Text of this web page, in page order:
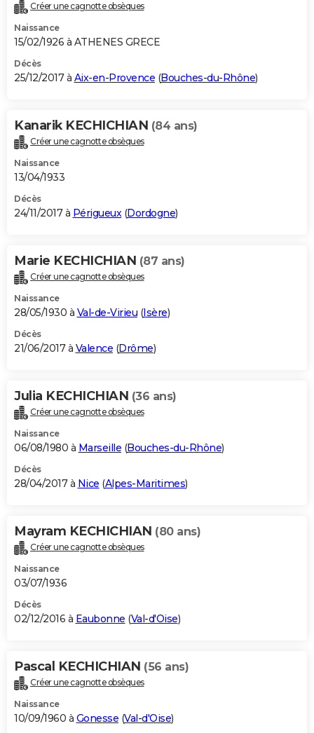
Créer une cagnotte obsèques
Naissance
15/02/1926 à ATHENES GRECE
Décès
25/12/2017 à Aix-en-Provence (Bouches-du-Rhône)
Kanarik KECHICHIAN (84 ans)
Créer une cagnotte obsèques
Naissance
13/04/1933
Décès
24/11/2017 à Périgueux(Dordogne)
Marie KECHICHIAN (87 ans)
Créer une cagnotte obsèques
Naissance
28/05/1930 à Val-de-Virieu (Isère)
Décès
21/06/2017 à Valence (Drôme)
Julia KECHICHIAN (36 ans)
Créer une cagnotte obsèques
Naissance
06/08/1980 à Marseille (Bouches-du-Rhône)
Décès
28/04/2017 à Nice (Alpes-Maritimes)
Mayram KECHICHIAN (80 ans)
Créer une cagnotte obsèques
Naissance
03/07/1936
Décès
02/12/2016 à Eaubonne (Val-d'Oise)
Pascal KECHICHIAN (56 ans)
Créer une cagnotte obsèques
Naissance
10/09/1960 à Gonesse (Val-d'Oise)